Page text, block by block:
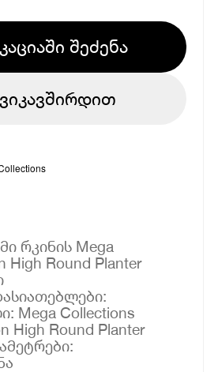
შეძენა
რკინის Mega
High Round Planter
Mega Collections
High Round Planter